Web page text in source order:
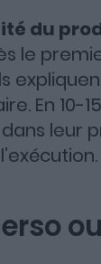
du
le
En 10-
leur